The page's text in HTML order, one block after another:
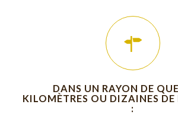
DANS UN RAYON DE
KILOMÈTRES OU DIZAINES DE
: